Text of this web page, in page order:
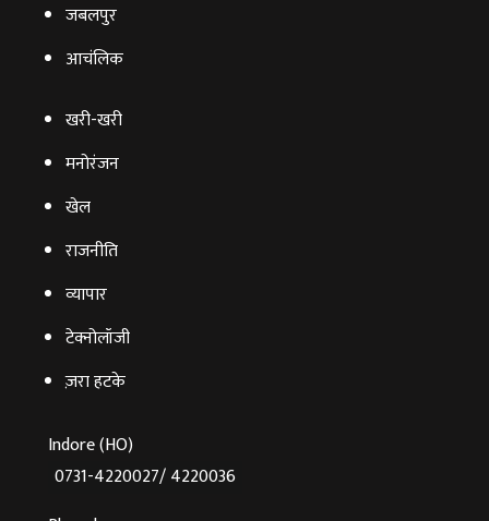
जबलपुर
आचंलिक
खरी-खरी
मनोरंजन
खेल
राजनीति
व्‍यापार
टेक्‍नोलॉजी
ज़रा हटके
Indore (HO)
0731-4220027/ 4220036